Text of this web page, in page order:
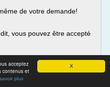
X
acceptez
contenus et
plus
de votre demande!
vous pouvez être accepté